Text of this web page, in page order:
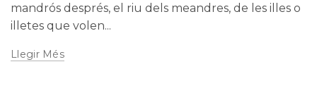
mandrós després, el riu dels meandres, de les illes o
illetes que volen...
Llegir Més